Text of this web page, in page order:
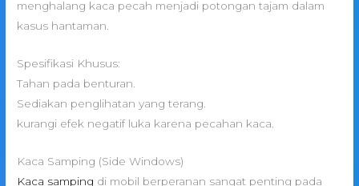
menghalang kaca pecah menjadi potongan tajam dalam
kasus hantaman.
Spesifikasi Khusus:
Tahan pada benturan.
Sediakan penglihatan yang terang.
kurangi efek negatif luka karena pecahan kaca.
Kaca Samping (Side Windows)
Kaca samping di mobil berperanan sangat penting pada